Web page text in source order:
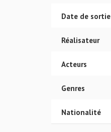
Date de sortie
Réalisateur
Acteurs
Genres
Nationalité